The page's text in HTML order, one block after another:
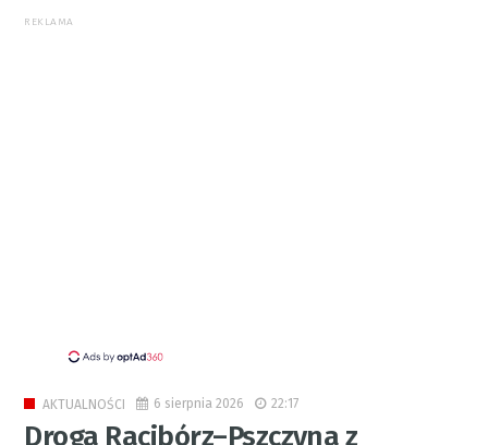
REKLAMA
AKTUALNOŚCI 6 sierpnia 2026 22:17
Droga Racibórz–Pszczyna z